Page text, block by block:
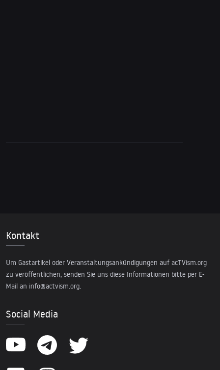
Kontakt
Um Gastartikel oder Veranstaltungsankündigungen auf acTVism.org
zu veröffentlichen, senden Sie uns diese Informationen bitte per E-
Mail an info@actvism.org.
Social Media